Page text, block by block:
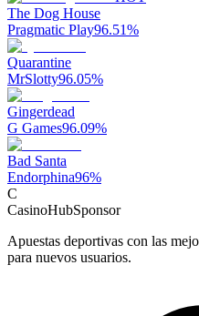
The Dog House
Pragmatic Play96.51%
Quarantine
MrSlotty96.05%
Gingerdead
G Games96.09%
Bad Santa
Endorphina96%
C
CasinoHubSponsor
Apuestas deportivas con las
para nuevos usuarios.